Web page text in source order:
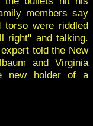
members say
were riddled
right" and talking.
told the New
and Virginia
new holder of a